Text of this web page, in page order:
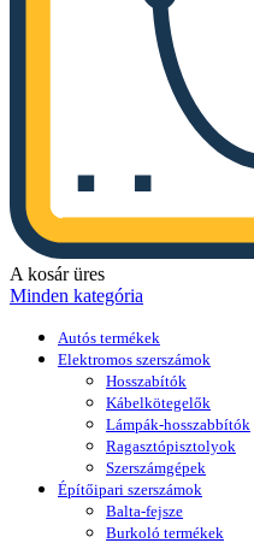
A kosár üres
Minden kategória
Autós termékek
Elektromos szerszámok
Hosszabítók
Kábelkötegelők
Lámpák-hosszabbítók
Ragasztópisztolyok
Szerszámgépek
Építőipari szerszámok
Balta-fejsze
Burkoló termékek